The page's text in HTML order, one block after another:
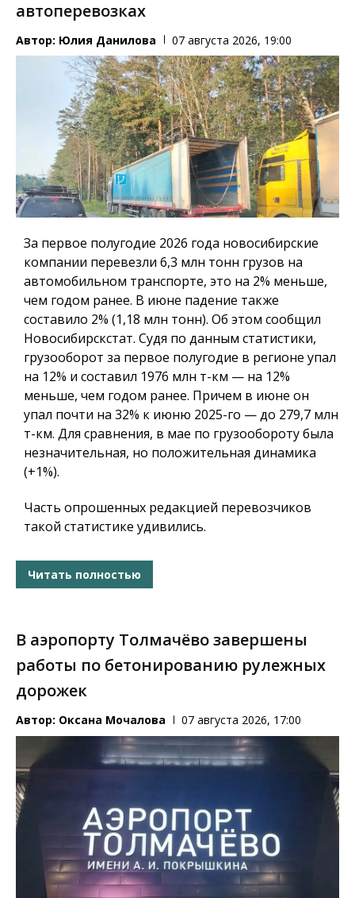
автоперевозках
Автор: Юлия Данилова 07 августа 2026, 19:00
За первое полугодие 2026 года новосибирские
компании перевезли 6,3 млн тонн грузов на
автомобильном транспорте, это на 2% меньше,
чем годом ранее. В июне падение также
составило 2% (1,18 млн тонн). Об этом сообщил
Новосибирскстат. Судя по данным статистики,
грузооборот за первое полугодие в регионе упал
на 12% и составил 1976 млн т-км — на 12%
меньше, чем годом ранее. Причем в июне он
упал почти на 32% к июню 2025-го — до 279,7 млн
т-км. Для сравнения, в мае по грузообороту была
незначительная, но положительная динамика
(+1%).
Часть опрошенных редакцией перевозчиков
такой статистике удивились.
Читать полностью
В аэропорту Толмачёво завершены
работы по бетонированию рулежных
дорожек
Автор: Оксана Мочалова 07 августа 2026, 17:00